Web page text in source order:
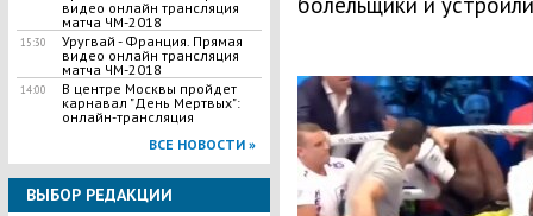
видео онлайн трансляция
матча ЧМ-2018
15:30
Уругвай - Франция. Прямая
видео онлайн трансляция
матча ЧМ-2018
14:00
В центре Москвы пройдет
карнавал "День Мертвых":
онлайн-трансляция
ВСЕ НОВОСТИ »
ВЫБОР РЕДАКЦИИ